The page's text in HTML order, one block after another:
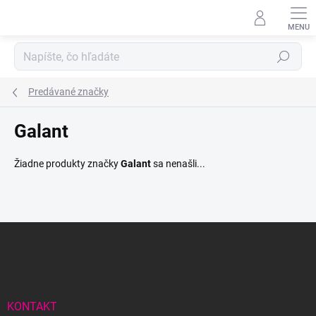
Hľadať
Predávané značky
Galant
Žiadne produkty značkyGalantsa nenašli...
KONTAKT